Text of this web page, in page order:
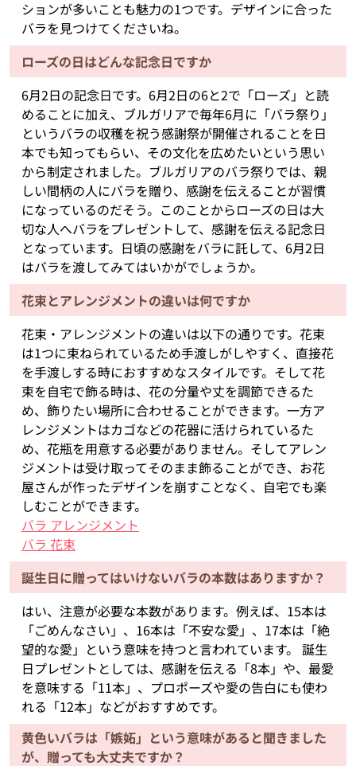
ションが多いことも魅力の1つです。デザインに合った
バラを見つけてくださいね。
ローズの日はどんな記念日ですか
6月2日の記念日です。6月2日の6と2で「ローズ」と読
めることに加え、ブルガリアで毎年6月に「バラ祭り」
というバラの収穫を祝う感謝祭が開催されることを日
本でも知ってもらい、その文化を広めたいという思い
から制定されました。ブルガリアのバラ祭りでは、親
しい間柄の人にバラを贈り、感謝を伝えることが習慣
になっているのだそう。このことからローズの日は大
切な人へバラをプレゼントして、感謝を伝える記念日
となっています。日頃の感謝をバラに託して、6月2日
はバラを渡してみてはいかがでしょうか。
花束とアレンジメントの違いは何ですか
花束・アレンジメントの違いは以下の通りです。花束
は1つに束ねられているため手渡しがしやすく、直接花
を手渡しする時におすすめなスタイルです。そして花
束を自宅で飾る時は、花の分量や丈を調節できるた
め、飾りたい場所に合わせることができます。一方ア
レンジメントはカゴなどの花器に活けられているた
め、花瓶を用意する必要がありません。そしてアレン
ジメントは受け取ってそのまま飾ることができ、お花
屋さんが作ったデザインを崩すことなく、自宅でも楽
しむことができます。
バラ アレンジメント
バラ 花束
誕生日に贈ってはいけないバラの本数はありますか？
はい、注意が必要な本数があります。例えば、15本は
「ごめんなさい」、16本は「不安な愛」、17本は「絶
望的な愛」という意味を持つと言われています。 誕生
日プレゼントとしては、感謝を伝える「8本」や、最愛
を意味する「11本」、プロポーズや愛の告白にも使わ
れる「12本」などがおすすめです。
黄色いバラは「嫉妬」という意味があると聞きました
が、贈っても大丈夫ですか？